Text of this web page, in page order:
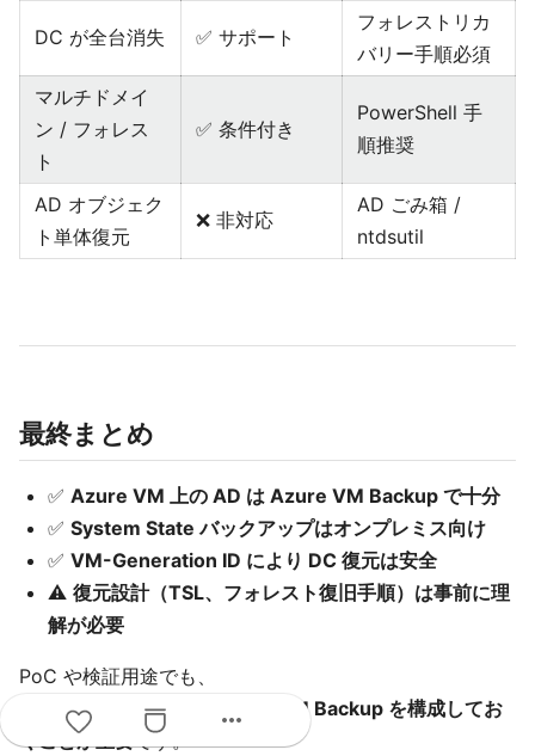
DC が全台消失 ✅ サポート
フォレストリカ
バリー手順必須
マルチドメイ
ン / フォレス
ト
✅ 条件付き
PowerShell 手
順推奨
AD オブジェク
ト単体復元
❌ 非対応
AD ごみ箱 /
ntdsutil
最終まとめ
✅ Azure VM 上の AD は Azure VM Backup で十分
✅ System State バックアップはオンプレミス向け
✅ VM-Generation ID により DC 復元は安全
⚠️ 復元設計（TSL、フォレスト復旧手順）は事前に理
解が必要
PoC や検証用途でも、
本番と同じ設計思想で Azure VM Backup を構成してお
くことが重要です。
more_horiz